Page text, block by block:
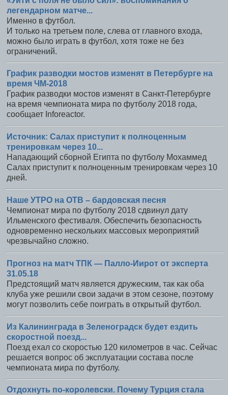
легендарном матче...
Именно в футбол.
И только на третьем поле, слева от главного входа,
можно было играть в футбол, хотя тоже не без
ограничений.
График разводки мостов изменят в Петербурге на
время ЧМ-2018
График разводки мостов изменят в Санкт-Петербурге
на время чемпионата мира по футболу 2018 года,
сообщает Inforeactor.
Источник: Салах приступит к полноценным
тренировкам через 10...
Нападающий сборной Египта по футболу Мохаммед
Салах приступит к полноценным тренировкам через 10
дней.
Наше УТРО на ОТВ – бардовская песня
Чемпионат мира по футболу 2018 сдвинул дату
Ильменского фестиваля. Обеспечить безопасность
одновременно нескольких массовых мероприятий
чрезвычайно сложно.
Прогноз на матч ТПК — Палло-Иирот от эксперта
31.05.18
Предстоящий матч является дружеским, так как оба
клуба уже решили свои задачи в этом сезоне, поэтому
могут позволить себе поиграть в открытый футбол.
Из Калининграда в Зеленоградск будет ездить
скоростной поезд...
Поезд ехал со скоростью 120 километров в час. Сейчас
решается вопрос об эксплуатации состава после
чемпионата мира по футболу.
Отдохнуть по-королевски. Почему Турция стала